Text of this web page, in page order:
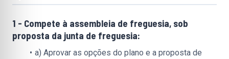
1 - Compete à assembleia de freguesia, sob
proposta da junta de freguesia:
a) Aprovar as opções do plano e a proposta de